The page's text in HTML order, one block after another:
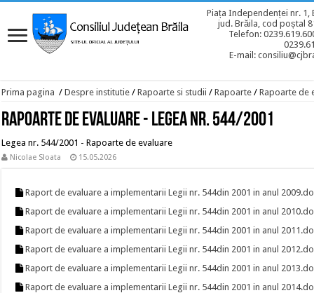
Piața Independenței nr. 1,
jud. Brăila, cod poștal
Telefon:
E-mail:
Prima pagina / Despre institutie / Rapoarte si studii / Rapoarte / Rapoarte de
Rapoarte de evaluare - Legea Nr. 544/2001
Legea nr. 544/2001 - Rapoarte de evaluare
Nicolae Sloata 15.05.2026
Raport de evaluare a implementarii Legii nr. 544din 2001 in anul
Raport de evaluare a implementarii Legii nr. 544din 2001 in anul
Raport de evaluare a implementarii Legii nr. 544din 2001 in anul
Raport de evaluare a implementarii Legii nr. 544din 2001 in anul
Raport de evaluare a implementarii Legii nr. 544din 2001 in anul
Raport de evaluare a implementarii Legii nr. 544din 2001 in anul